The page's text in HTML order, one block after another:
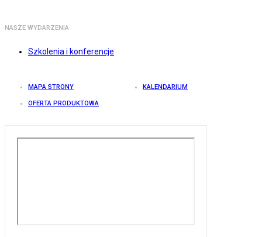
NASZE WYDARZENIA
Szkolenia i konferencje
MAPA STRONY KALENDARIUM
OFERTA PRODUKTOWA